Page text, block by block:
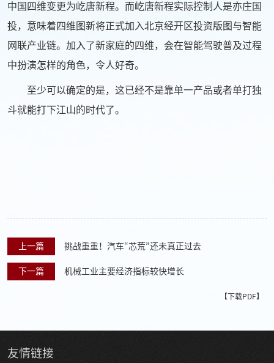
中国四维变更为屹唐新程。而屹唐新程实际控制人是亦庄国
投，意味着四维图新将正式加入北京经开区投资版图与智能
网联产业链。加入了新家庭的四维，会在智能驾驶普及过程
中扮演怎样的角色，令人好奇。
至少可以确定的是，这已经不是靠单一产品或者单打独
斗就能打下江山的时代了。
上一篇 挑战重重！汽车“芯荒”还未真正过去
下一篇 机械工业主要经济指标较快增长
【下载PDF】
友情链接